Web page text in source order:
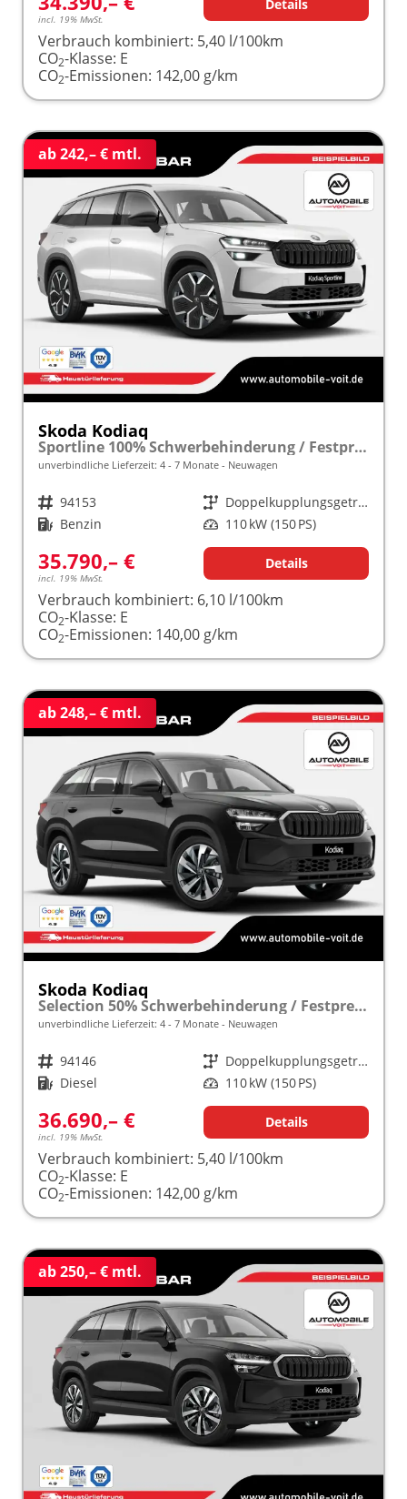
incl. 19% MwSt.
Details
Verbrauch kombiniert: 5,40 l/100km
CO2-Klasse: E
CO2-Emissionen: 142,00 g/km
ab 242,– € mtl.
Skoda Kodiaq
Sportline 100% Schwerbehinderung / Festpreisgarantie* Modelljahr 1.5 TSI Mild-Hybrid 150PS DSG "Sonderangebot bei Schwerbehinderung" frei konfigurierbar!
unverbindliche Lieferzeit: 4 - 7 Monate Neuwagen
Fahrzeugnr. 94153 Getriebe
Doppelkupplungsgetriebe (DSG)
Kraftstoff Benzin Leistung 110 kW (150 PS)
35.790,– €
incl. 19% MwSt.
Details
Verbrauch kombiniert: 6,10 l/100km
CO2-Klasse: E
CO2-Emissionen: 140,00 g/km
ab 248,– € mtl.
Skoda Kodiaq
Selection 50% Schwerbehinderung / Festpreisgarantie* Modelljahr 2.0 TDI 150PS DSG "Sonderangebot bei Schwerbehinderung" frei konfigurierbar!
unverbindliche Lieferzeit: 4 - 7 Monate Neuwagen
Fahrzeugnr. 94146 Getriebe
Doppelkupplungsgetriebe (DSG)
Kraftstoff Diesel Leistung 110 kW (150 PS)
36.690,– €
incl. 19% MwSt.
Details
Verbrauch kombiniert: 5,40 l/100km
CO2-Klasse: E
CO2-Emissionen: 142,00 g/km
ab 250,– € mtl.